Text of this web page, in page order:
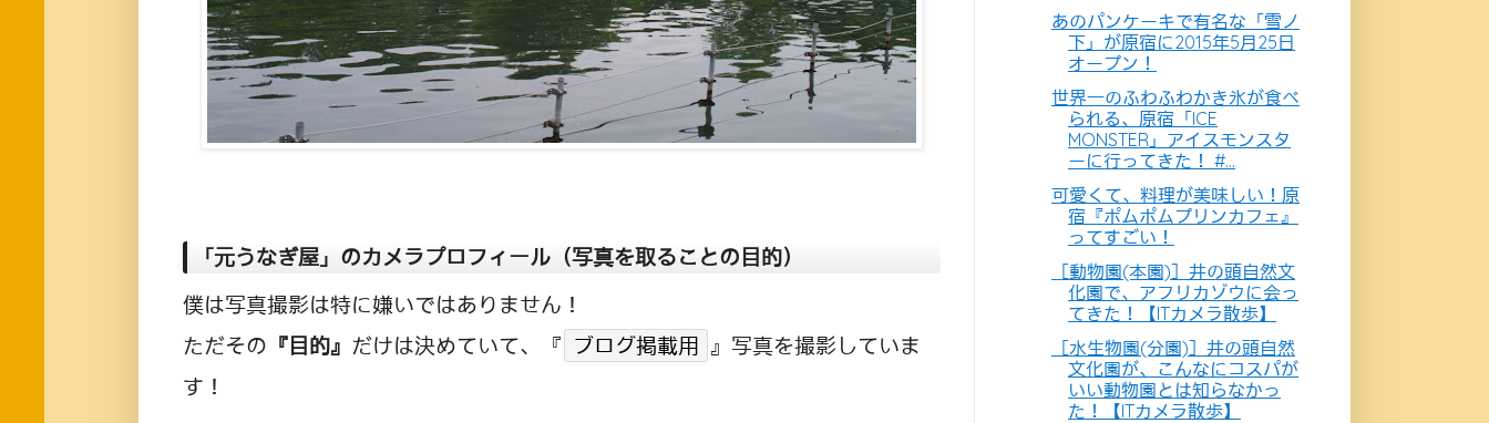
「元うなぎ屋」のカメラプロフィール（写真を取ることの目的）
僕は写真撮影は特に嫌いではありません！
ただその 『目的』 だけは決めていて、『 ブログ掲載用 』写真を撮影していま
す！
あのパンケーキで有名な「雪ノ
下」が原宿に2015年5月25日
オープン！
世界一のふわふわかき氷が食べ
られる、原宿「ICE
MONSTER」アイスモンスタ
ーに行ってきた！ #...
可愛くて、料理が美味しい！原
宿『ポムポムプリンカフェ』
ってすごい！
［動物園(本園)］井の頭自然文
化園で、アフリカゾウに会っ
てきた！【ITカメラ散歩】
［水生物園(分園)］井の頭自然
文化園が、こんなにコスパが
いい動物園とは知らなかっ
た！【ITカメラ散歩】